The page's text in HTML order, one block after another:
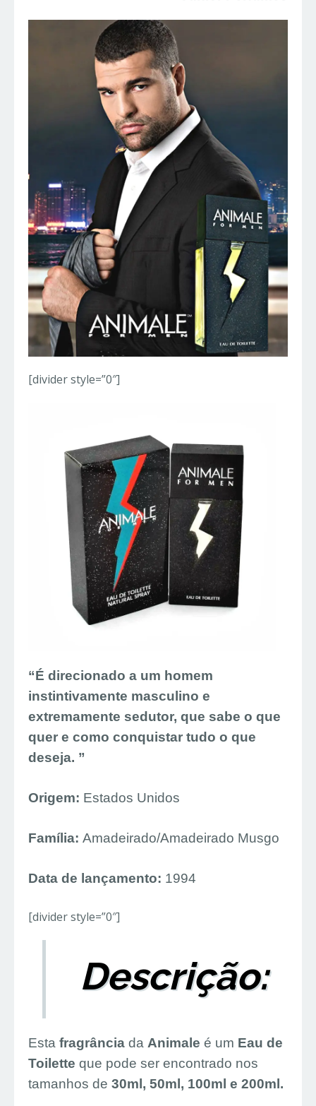
[divider style=”0″]
“É direcionado a um homem
instintivamente masculino e
extremamente sedutor, que sabe o que
quer e como conquistar tudo o que
deseja. ”
Origem: Estados Unidos
Família: Amadeirado/Amadeirado Musgo
Data de lançamento: 1994
[divider style=”0″]
Descrição:
Esta fragrância da Animale é um Eau de
Toilette que pode ser encontrado nos
tamanhos de 30ml, 50ml, 100ml e 200ml.